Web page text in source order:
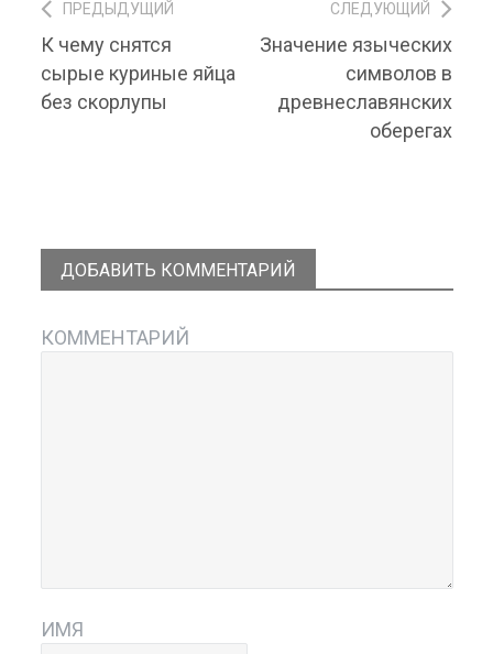
Навигация по записям
ПРЕДЫДУЩИЙ
Предыдущий
материал:
К чему снятся
сырые куриные яйца
без скорлупы
СЛЕДУЮЩИЙ
Следующий
материал:
Значение языческих
символов в
древнеславянских
оберегах
ДОБАВИТЬ КОММЕНТАРИЙ
КОММЕНТАРИЙ
ИМЯ